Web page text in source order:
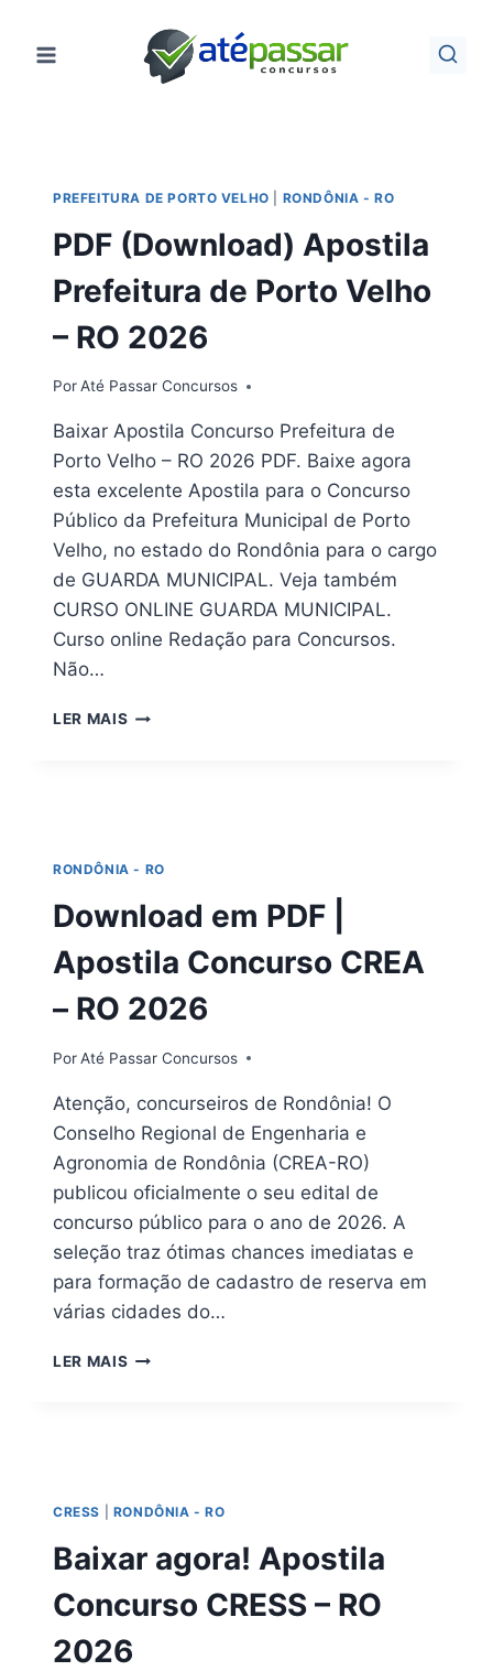
para
PREFEITURA DE PORTO VELHO RONDÔNIA - RO
PDF (Download) Apostila
Prefeitura de Porto Velho
– RO 2026
PorAté Passar Concursos
Baixar Apostila Concurso Prefeitura de
Porto Velho – RO 2026 PDF. Baixe agora
esta excelente Apostila para o Concurso
Público da Prefeitura Municipal de Porto
Velho, no estado do Rondônia para o cargo
de GUARDA MUNICIPAL. Veja também
CURSO ONLINE GUARDA MUNICIPAL.
Curso online Redação para Concursos.
Não…
LER MAIS PDF
–
2026
RONDÔNIA - RO
Download em PDF |
Apostila Concurso CREA
– RO 2026
PorAté Passar Concursos
Atenção, concurseiros de Rondônia! O
Conselho Regional de Engenharia e
Agronomia de Rondônia (CREA-RO)
publicou oficialmente o seu edital de
concurso público para o ano de 2026. A
seleção traz ótimas chances imediatas e
para formação de cadastro de reserva em
várias cidades do…
LER MAIS DOWNLOAD
–
2026
CRESS RONDÔNIA - RO
Baixar agora! Apostila
Concurso CRESS – RO
2026